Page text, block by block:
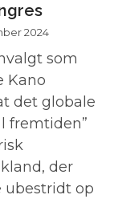
2024
som
Kano
det globale
fremtiden”
der
ubestridt op